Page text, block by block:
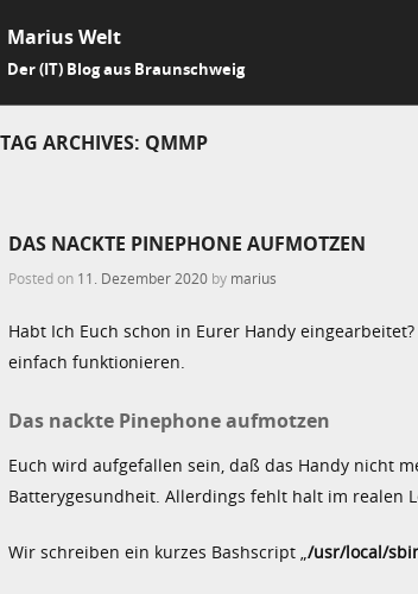
Marius Welt
Der (IT) Blog aus Braunschweig
TAG ARCHIVES: QMMP
DAS NACKTE PINEPHONE AUFMOTZEN
Posted on 11. Dezember 2020 by marius
Habt Ich Euch schon in Eurer Handy
einfach funktionieren.
Das nackte Pinephone aufmotzen
Euch wird aufgefallen sein, daß das Handy nicht
Batterygesundheit. Allerdings fehlt halt im realen
Wir schreiben ein kurzes Bashscript „ /usr/local/